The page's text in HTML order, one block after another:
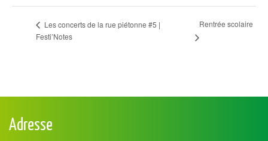
Les concerts de la rue piétonne #5 |
Festi’Notes
Rentrée scolaire
Adresse